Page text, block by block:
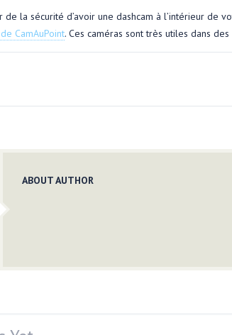
la sécurité d’avoir une dashcam à l’intérieur de
CamAuPoint. Ces caméras sont très utiles dans
ABOUT AUTHOR